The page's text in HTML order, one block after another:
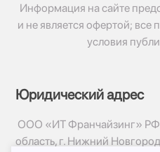
Информация на сайте
и не является офертой;
условия
Юридический адрес
ООО «ИТ Франчайзинг»
область, г. Нижний